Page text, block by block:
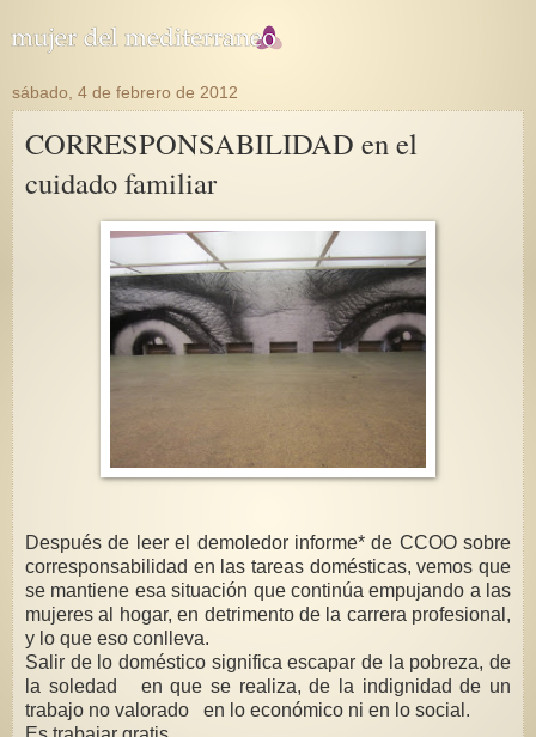
sábado, 4 de febrero de 2012
CORRESPONSABILIDAD en el
cuidado familiar
Después de leer el demoledor informe* de CCOO sobre
corresponsabilidad en las tareas domésticas, vemos que
se mantiene esa situación que continúa empujando a las
mujeres al hogar, en detrimento de la carrera profesional,
y lo que eso conlleva.
Salir de lo doméstico significa escapar de la pobreza, de
la soledad en que se realiza, de la indignidad de un
trabajo no valorado en lo económico ni en lo social.